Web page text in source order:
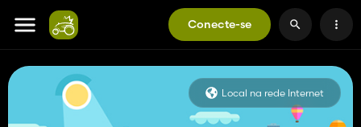
Conecte-se
Local na rede Internet